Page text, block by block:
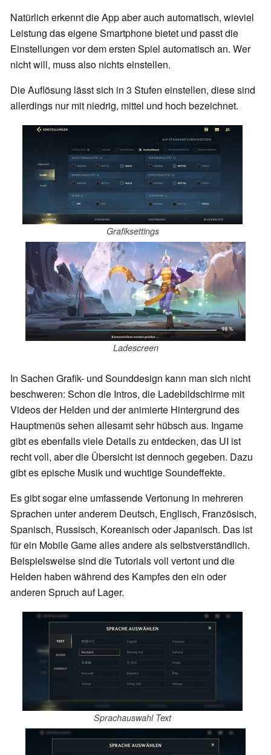
Natürlich erkennt die App aber auch automatisch, wieviel
Leistung das eigene Smartphone bietet und passt die
Einstellungen vor dem ersten Spiel automatisch an. Wer
nicht will, muss also nichts einstellen.
Die Auflösung lässt sich in 3 Stufen einstellen, diese sind
allerdings nur mit niedrig, mittel und hoch bezeichnet.
Grafiksettings
Ladescreen
In Sachen Grafik- und Sounddesign kann man sich nicht
beschweren: Schon die Intros, die Ladebildschirme mit
Videos der Helden und der animierte Hintergrund des
Hauptmenüs sehen allesamt sehr hübsch aus. Ingame
gibt es ebenfalls viele Details zu entdecken, das UI ist
recht voll, aber die Übersicht ist dennoch gegeben. Dazu
gibt es epische Musik und wuchtige Soundeffekte.
Es gibt sogar eine umfassende Vertonung in mehreren
Sprachen unter anderem Deutsch, Englisch, Französisch,
Spanisch, Russisch, Koreanisch oder Japanisch. Das ist
für ein Mobile Game alles andere als selbstverständlich.
Beispielsweise sind die Tutorials voll vertont und die
Helden haben während des Kampfes den ein oder
anderen Spruch auf Lager.
Sprachauswahl Text